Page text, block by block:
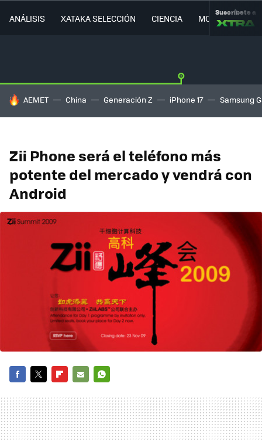
ANÁLISIS XATAKA SELECCIÓN CIENCIA MOVILIDAD
Suscríbete a
HOY SE HABLA DE
AEMET China Generación Z iPhone 17 Samsung
Zii Phone será el teléfono más
potente del mercado y vendrá con
Android
MAIL